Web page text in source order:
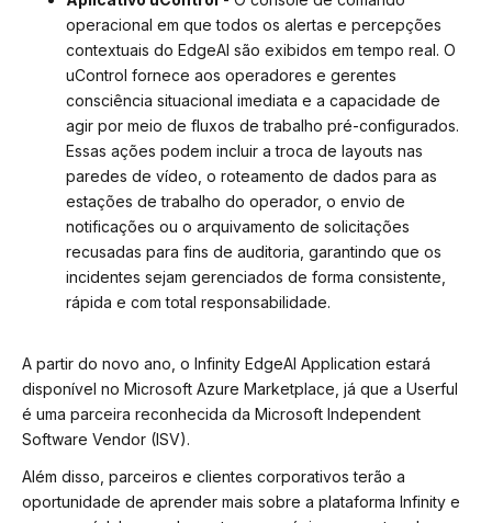
operacional em que todos os alertas e percepções
contextuais do EdgeAI são exibidos em tempo real. O
uControl fornece aos operadores e gerentes
consciência situacional imediata e a capacidade de
agir por meio de fluxos de trabalho pré-configurados.
Essas ações podem incluir a troca de layouts nas
paredes de vídeo, o roteamento de dados para as
estações de trabalho do operador, o envio de
notificações ou o arquivamento de solicitações
recusadas para fins de auditoria, garantindo que os
incidentes sejam gerenciados de forma consistente,
rápida e com total responsabilidade.
A partir do novo ano, o Infinity EdgeAI Application estará
disponível no Microsoft Azure Marketplace, já que a Userful
é uma parceira reconhecida da Microsoft Independent
Software Vendor (ISV).
Além disso, parceiros e clientes corporativos terão a
oportunidade de aprender mais sobre a plataforma Infinity e